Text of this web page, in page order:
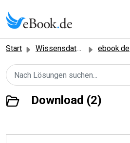
Start Wissensdatenbank ebook.de
Download (2)